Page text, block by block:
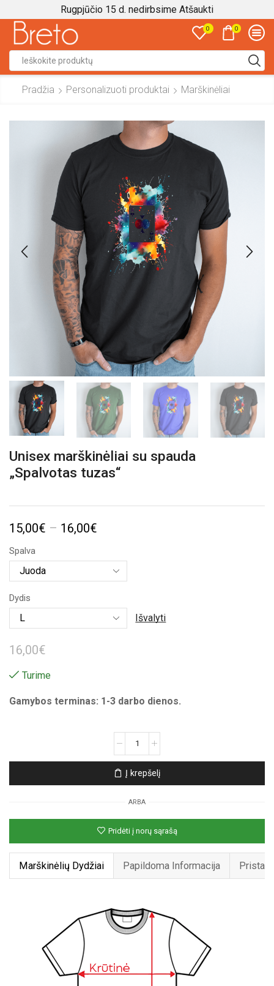
Rugpjūčio 15 d. nedirbsime Atšaukti
0 0
input
Pradžia Personalizuoti produktai Marškinėliai
Unisex marškinėliai su spauda
„Spalvotas tuzas“
15,00€ – 16,00€
15,00€
through
16,00€
Spalva
Dydis
Išvalyti
16,00€
Turime
Gamybos terminas: 1-3 darbo dienos.
Unisex
marškinėliai
spauda
„Spalvotas
tuzas“
Į krepšelį
ARBA
Pridėti į norų sąrašą
Marškinėlių Dydžiai Papildoma Informacija